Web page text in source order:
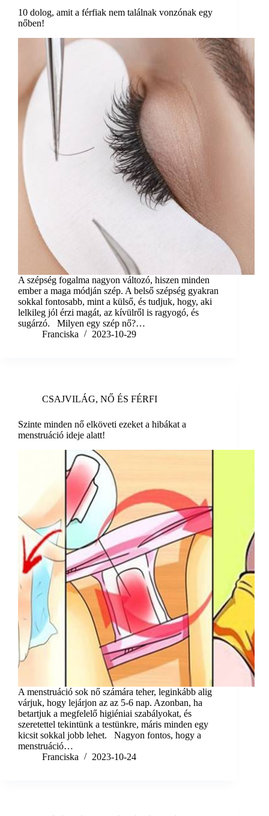
10 dolog, amit a férfiak nem találnak vonzónak egy
nőben!
A szépség fogalma nagyon változó, hiszen minden
ember a maga módján szép. A belső szépség gyakran
sokkal fontosabb, mint a külső, és tudjuk, hogy, aki
lelkileg jól érzi magát, az kívülről is ragyogó, és
sugárzó. Milyen egy szép nő?…
Franciska
2023-10-29
CSAJVILÁG, NŐ ÉS FÉRFI
Szinte minden nő elköveti ezeket a hibákat a
menstruáció ideje alatt!
A menstruáció sok nő számára teher, leginkább alig
várjuk, hogy lejárjon az az 5-6 nap. Azonban, ha
betartjuk a megfelelő higiéniai szabályokat, és
szeretettel tekintünk a testünkre, máris minden egy
kicsit sokkal jobb lehet. Nagyon fontos, hogy a
menstruáció…
Franciska
2023-10-24